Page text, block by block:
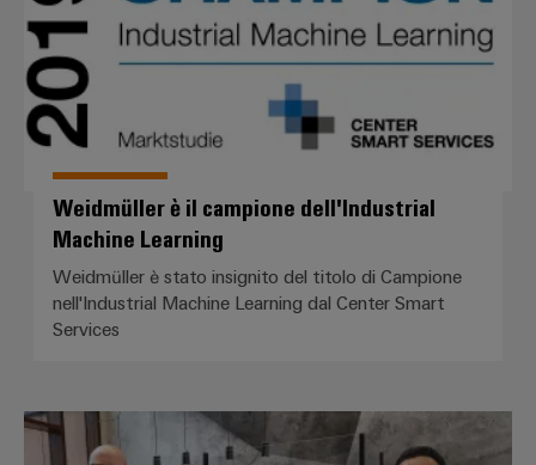
Weidmüller è il campione dell'Industrial
Machine Learning
Weidmüller è stato insignito del titolo di Campione
nell'Industrial Machine Learning dal Center Smart
Services
Digitali Champions Award